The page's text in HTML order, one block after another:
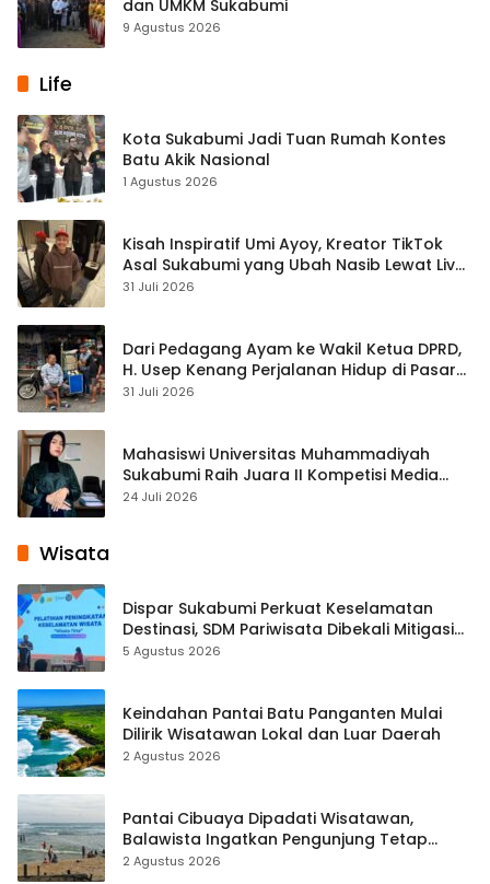
dan UMKM Sukabumi
9 Agustus 2026
Life
Kota Sukabumi Jadi Tuan Rumah Kontes
Batu Akik Nasional
1 Agustus 2026
Kisah Inspiratif Umi Ayoy, Kreator TikTok
Asal Sukabumi yang Ubah Nasib Lewat Live
Streaming
31 Juli 2026
Dari Pedagang Ayam ke Wakil Ketua DPRD,
H. Usep Kenang Perjalanan Hidup di Pasar
Cisaat
31 Juli 2026
Mahasiswi Universitas Muhammadiyah
Sukabumi Raih Juara II Kompetisi Media
Pembelajaran Digital Tingkat Internasional
24 Juli 2026
Wisata
Dispar Sukabumi Perkuat Keselamatan
Destinasi, SDM Pariwisata Dibekali Mitigasi
hingga Teknik Evakuasi
5 Agustus 2026
Keindahan Pantai Batu Panganten Mulai
Dilirik Wisatawan Lokal dan Luar Daerah
2 Agustus 2026
Pantai Cibuaya Dipadati Wisatawan,
Balawista Ingatkan Pengunjung Tetap
Waspada
2 Agustus 2026